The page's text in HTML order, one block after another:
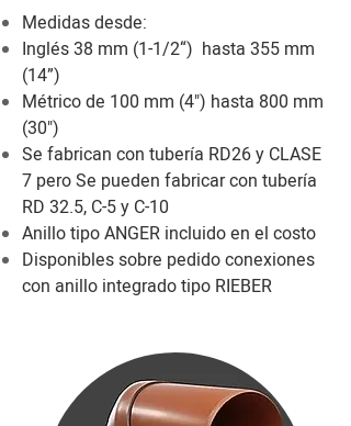
Medidas desde:
Inglés 38 mm (1-1/2“) hasta 355 mm
(14”)
Métrico de 100 mm (4") hasta 800 mm
(30")
Se fabrican con tubería RD26 y CLASE
7 pero Se pueden fabricar con tubería
RD 32.5, C-5 y C-10
Anillo tipo ANGER incluido en el costo
Disponibles sobre pedido conexiones
con anillo integrado tipo RIEBER